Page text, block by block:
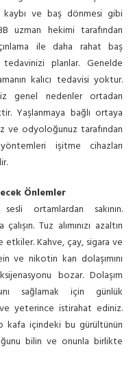
ve baş dönmesi gibi
uzman hekimi tarafından
ile daha rahat baş
planlar. Genelde
kalıcı tedavisi yoktur.
genel nedenler ortadan
Yaşlanmaya bağlı ortaya
ve odyoloğunuz tarafından
işitme cihazları
Önlemler
ortamlardan sakının.
Tuz alımınızı azaltın
etkiler. Kahve, çay, sigara ve
ve nikotin kan dolaşımını
bozar. Dolaşım
sağlamak için günlük
yeterince istirahat ediniz.
kafa içindeki bu gürültünün
bilin ve onunla birlikte